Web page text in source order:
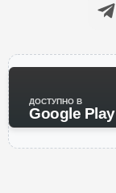
ДОСТУПНО В
Google Play